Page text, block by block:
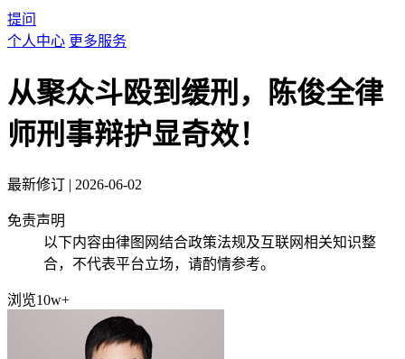
提问
个人中心 更多服务
从聚众斗殴到缓刑，陈俊全律
师刑事辩护显奇效！
最新修订 | 2026-06-02
免责声明
以下内容由律图网结合政策法规及互联网相关知识整
合，不代表平台立场，请酌情参考。
浏览10w+